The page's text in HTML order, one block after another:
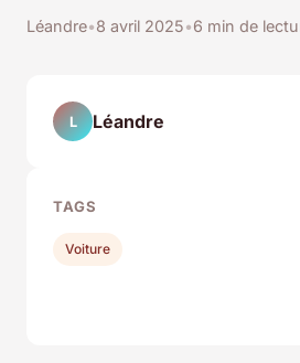
Léandre•8 avril 2025•6 min de
L Léandre
TAGS
Voiture